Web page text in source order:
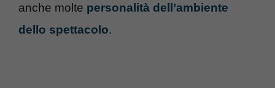
anche molte personalità dell’ambiente
dello spettacolo.